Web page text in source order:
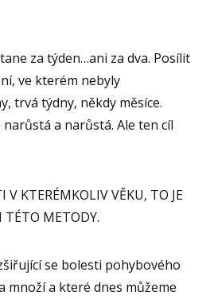
za týden…ani za dva. Posílit
ve kterém nebyly
trvá týdny, někdy měsíce.
a narůstá. Ale ten cíl
V KTERÉMKOLIV VĚKU, TO JE
TÉTO METODY.
se bolesti pohybového
množí a které dnes můžeme